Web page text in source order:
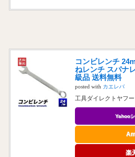
コンビレンチ
ねレンチ スパナ
級品 送料無料
posted with カエレバ
工具ダイレクトヤフ
Yahoo
楽